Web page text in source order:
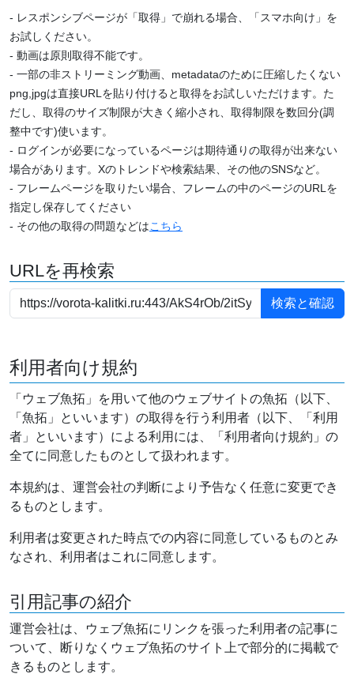
- レスポンシブページが「取得」で崩れる場合、「スマホ向け」を
お試しください。
- 動画は原則取得不能です。
- 一部の非ストリーミング動画、metadataのために圧縮したくない
png,jpgは直接URLを貼り付けると取得をお試しいただけます。た
だし、取得のサイズ制限が大きく縮小され、取得制限を数回分(調
整中です)使います。
- ログインが必要になっているページは期待通りの取得が出来ない
場合があります。Xのトレンドや検索結果、その他のSNSなど。
- フレームページを取りたい場合、フレームの中のページのURLを
指定し保存してください
- その他の取得の問題などはこちら
URLを再検索
利用者向け規約
「ウェブ魚拓」を用いて他のウェブサイトの魚拓（以下、
「魚拓」といいます）の取得を行う利用者（以下、「利用
者」といいます）による利用には、「利用者向け規約」の
全てに同意したものとして扱われます。
本規約は、運営会社の判断により予告なく任意に変更でき
るものとします。
利用者は変更された時点での内容に同意しているものとみ
なされ、利用者はこれに同意します。
引用記事の紹介
運営会社は、ウェブ魚拓にリンクを張った利用者の記事に
ついて、断りなくウェブ魚拓のサイト上で部分的に掲載で
きるものとします。